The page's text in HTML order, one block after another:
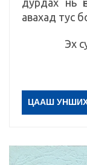
дурдах нь
авахад тус
Эх
ЦААШ